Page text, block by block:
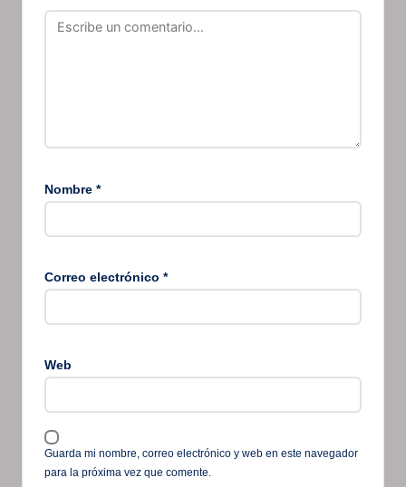
Nombre *
Correo electrónico *
Web
Guarda mi nombre, correo electrónico y web en este navegador
para la próxima vez que comente.